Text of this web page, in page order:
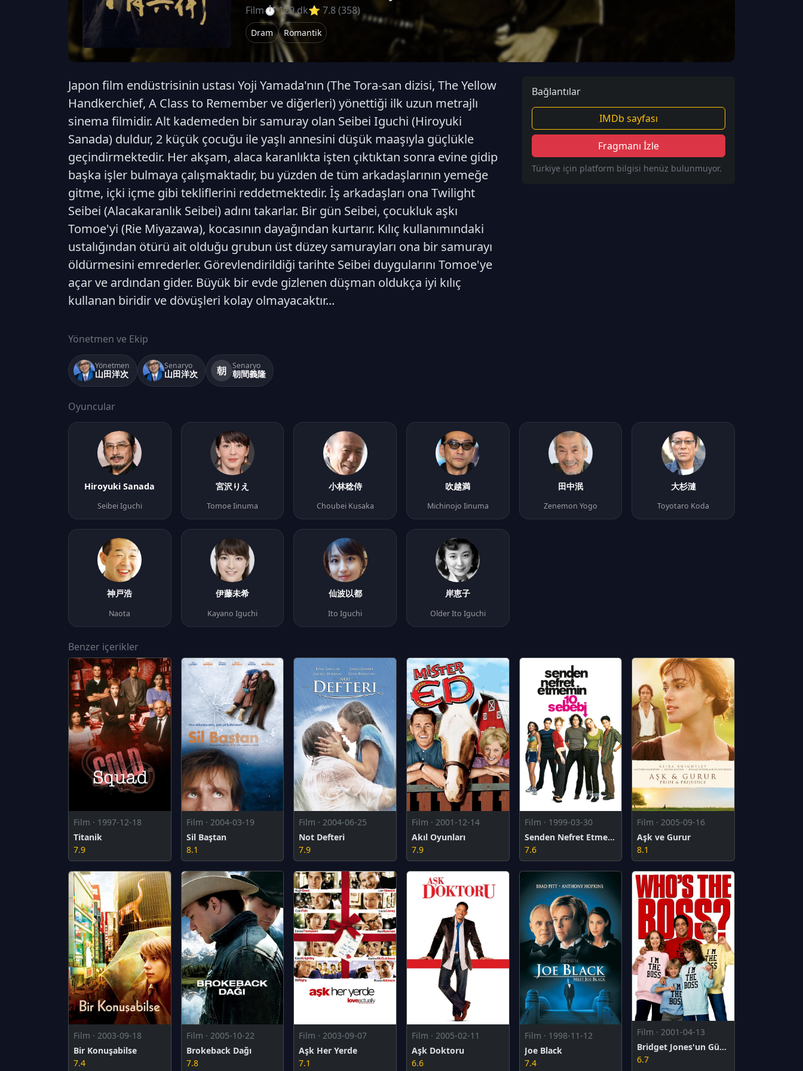
Film⏱ 129 dk⭐ 7.8 (358)
Dram Romantik
Japon film endüstrisinin ustası Yoji Yamada'nın (The Tora-san dizisi, The Yellow
Handkerchief, A Class to Remember ve diğerleri) yönettiği ilk uzun metrajlı
sinema filmidir. Alt kademeden bir samuray olan Seibei Iguchi (Hiroyuki
Sanada) duldur, 2 küçük çocuğu ile yaşlı annesini düşük maaşıyla güçlükle
geçindirmektedir. Her akşam, alaca karanlıkta işten çıktıktan sonra evine gidip
başka işler bulmaya çalışmaktadır, bu yüzden de tüm arkadaşlarının yemeğe
gitme, içki içme gibi tekliflerini reddetmektedir. İş arkadaşları ona Twilight
Seibei (Alacakaranlık Seibei) adını takarlar. Bir gün Seibei, çocukluk aşkı
Tomoe'yi (Rie Miyazawa), kocasının dayağından kurtarır. Kılıç kullanımındaki
ustalığından ötürü ait olduğu grubun üst düzey samurayları ona bir samurayı
öldürmesini emrederler. Görevlendirildiği tarihte Seibei duygularını Tomoe'ye
açar ve ardından gider. Büyük bir evde gizlenen düşman oldukça iyi kılıç
kullanan biridir ve dövüşleri kolay olmayacaktır...
Bağlantılar
IMDb sayfası
Fragmanı İzle
Türkiye için platform bilgisi henüz bulunmuyor.
Yönetmen ve Ekip
Yönetmen
山田洋次
Senaryo
山田洋次 朝 Senaryo
朝間義隆
Oyuncular
Hiroyuki Sanada
Seibei Iguchi
宮沢りえ
Tomoe Iinuma
小林稔侍
Choubei Kusaka
吹越満
Michinojo Iinuma
田中泯
Zenemon Yogo
大杉漣
Toyotaro Koda
神戸浩
Naota
伊藤未希
Kayano Iguchi
仙波以都
Ito Iguchi
岸恵子
Older Ito Iguchi
Benzer içerikler
Film · 1997-12-18
Titanik
7.9
Film · 2004-03-19
Sil Baştan
8.1
Film · 2004-06-25
Not Defteri
7.9
Film · 2001-12-14
Akıl Oyunları
7.9
Film · 1999-03-30
Senden Nefret Etmemin 10 Sebebi
7.6
Film · 2005-09-16
Aşk ve Gurur
8.1
Film · 2003-09-18
Bir Konuşabilse
7.4
Film · 2005-10-22
Brokeback Dağı
7.8
Film · 2003-09-07
Aşk Her Yerde
7.1
Film · 2005-02-11
Aşk Doktoru
6.6
Film · 1998-11-12
Joe Black
7.4
Film · 2001-04-13
Bridget Jones'un Günlüğü
6.7